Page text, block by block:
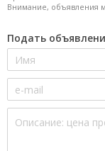
Внимание, объявления
Подать